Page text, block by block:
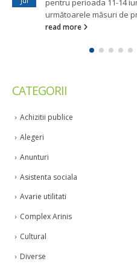
pentru perioada 11-14
următoarele măsuri de
read more
CATEGORII
Achizitii publice
Alegeri
Anunturi
Asistenta sociala
Avarie utilitati
Complex Arinis
Cultural
Diverse